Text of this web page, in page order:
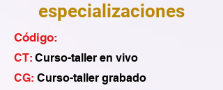
especializaciones
Código:
CT: Curso-taller en vivo
CG: Curso-taller grabado